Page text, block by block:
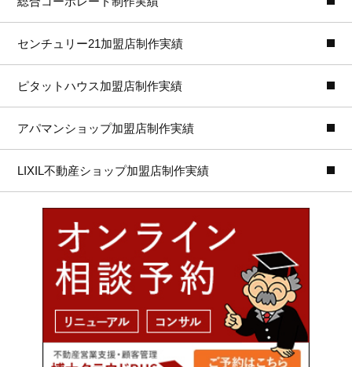
センチュリー21加盟店制作実績
ピタットハウス加盟店制作実績
アパマンショップ加盟店制作実績
LIXIL不動産ショップ加盟店制作実績